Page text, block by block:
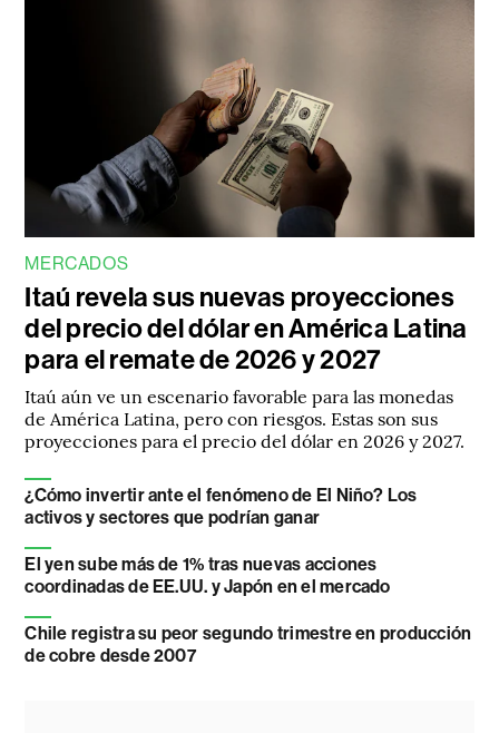
MERCADOS
Itaú revela sus nuevas proyecciones
del precio del dólar en América Latina
para el remate de 2026 y 2027
Itaú aún ve un escenario favorable para las monedas
de América Latina, pero con riesgos. Estas son sus
proyecciones para el precio del dólar en 2026 y 2027.
¿Cómo invertir ante el fenómeno de El Niño? Los
activos y sectores que podrían ganar
El yen sube más de 1% tras nuevas acciones
coordinadas de EE.UU. y Japón en el mercado
Chile registra su peor segundo trimestre en producción
de cobre desde 2007